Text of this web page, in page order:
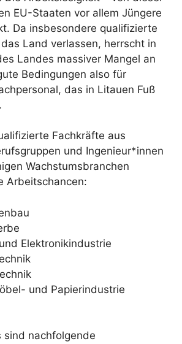
EU-Staaten vor allem Jüngere
Da insbesondere qualifizierte
Land verlassen, herrscht in
Landes massiver Mangel an
Bedingungen also für
das in Litauen Fuß
Fachkräfte aus
und Ingenieur*innen
Wachstumsbranchen
Arbeitschancen:
Elektronikindustrie
und Papierindustrie
sind nachfolgende